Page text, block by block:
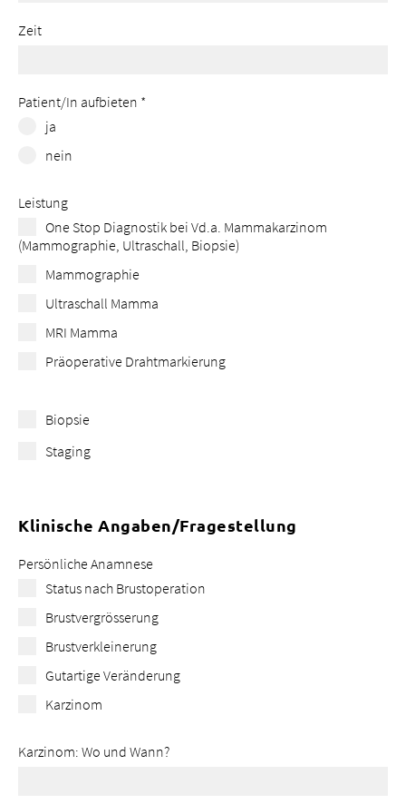
Zeit
Patient/In aufbieten *
ja
nein
Leistung
One Stop Diagnostik bei Vd.a. Mammakarzinom
(Mammographie, Ultraschall, Biopsie)
Mammographie
Ultraschall Mamma
MRI Mamma
Präoperative Drahtmarkierung
Biopsie
Staging
Klinische Angaben/Fragestellung
Persönliche Anamnese
Status nach Brustoperation
Brustvergrösserung
Brustverkleinerung
Gutartige Veränderung
Karzinom
Karzinom: Wo und Wann?